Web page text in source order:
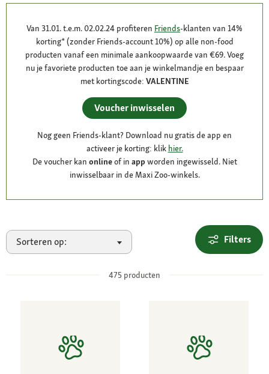
Van 31.01. t.e.m. 02.02.24 profiteren Friends-klanten van 14%
korting* (zonder Friends-account 10%) op alle non-food
producten vanaf een minimale aankoopwaarde van €69. Voeg
nu je favoriete producten toe aan je winkelmandje en bespaar
met kortingscode: VALENTINE
Voucher inwisselen
Nog geen Friends-klant? Download nu gratis de app en
activeer je korting: klik hier.
De voucher kan onlineof in appworden ingewisseld. Niet
inwisselbaar in de Maxi Zoo-winkels.
Sorteren op: Filters
475 producten